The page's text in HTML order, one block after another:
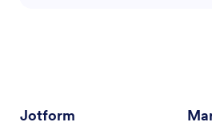
Jotform